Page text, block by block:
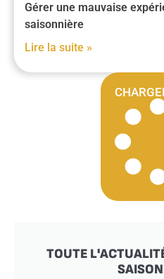
Gérer une mauvaise
saisonnière
Lire la suite »
TOUTE